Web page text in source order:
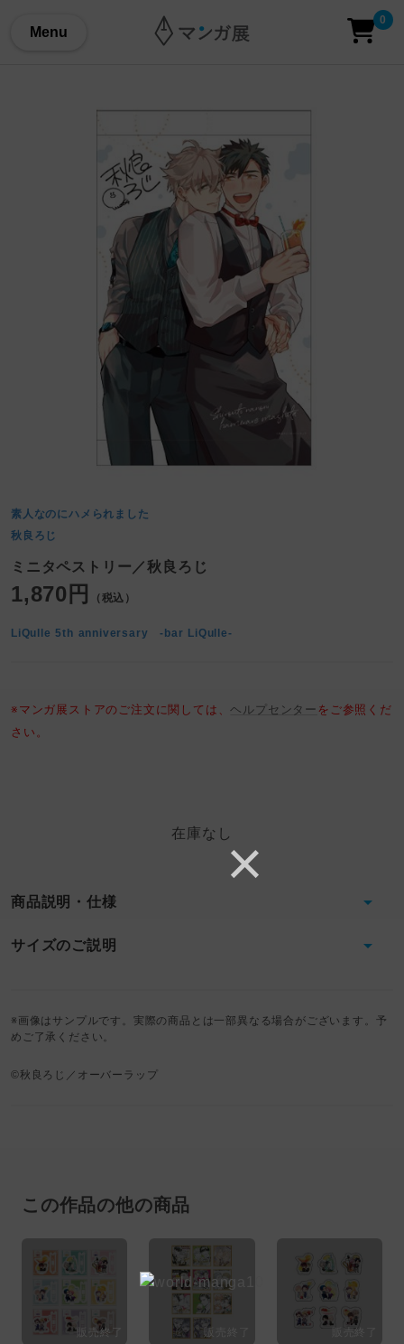
Menu
0
素人なのにハメられました
秋良ろじ
ミニタペストリー／秋良ろじ
1,870円 （税込）
LiQulle 5th anniversary -bar LiQulle-
※マンガ展ストアのご注文に関しては、ヘルプセンター をご参照くだ
さい。
在庫なし
商品説明・仕様
サイズのご説明
※画像はサンプルです。実際の商品とは一部異なる場合がございます。予
めご了承ください。
©秋良ろじ／オーバーラップ
この作品の他の商品